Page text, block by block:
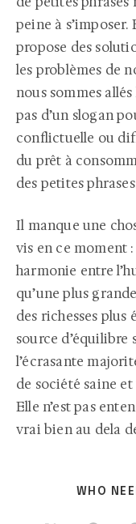
peine à
propose des
les problèmes de
nous sommes
pas d’un slogan
conflictuelle ou
du prêt à
des petites
Il manque une
vis en ce moment
harmonie entre
qu’une plus
des richesses
source
l’écrasante
de société saine
Elle n’est pas
vrai bien au dela
WHO